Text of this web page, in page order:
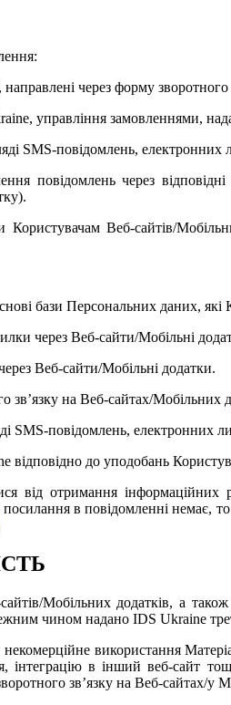
через форму
управління замовленнями,
SMS-повідомлень, електронних
повідомлень через
Веб-сайтів/
бази Персональних даних,
через Веб-сайти/Мобільні
Веб-сайти/Мобільні додатки.
зв’язку на Веб-сайтах/Мобільних
SMS-повідомлень, електронних
до уподобань
від отримання
в повідомленні немає,
Мобільних додатків, а
чином надано IDS Ukraine
використання
в інший веб-сайт
зв’язку на Веб-сайтах/у